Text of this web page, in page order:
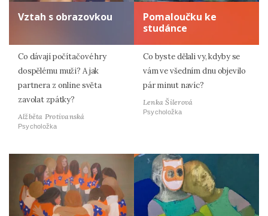
Vztah s obrazovkou
Co dávají počítačové hry
dospělému muži? A jak
partnera z online světa
zavolat zpátky?
Alžběta Protivanská
Psycholožka
Pomaloučku ke
studánce
Co byste dělali vy, kdyby se
vám ve všedním dnu objevilo
pár minut navíc?
Lenka Šilerová
Psycholožka